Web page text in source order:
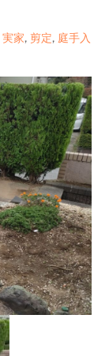
実家, 剪定, 庭手入